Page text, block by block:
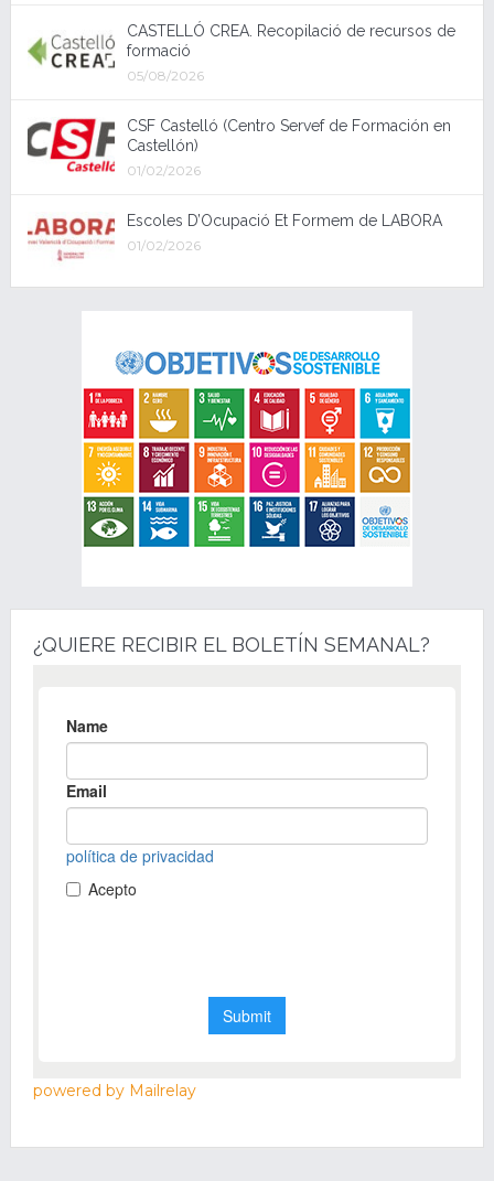
CASTELLÓ CREA. Recopilació de recursos de
formació
05/08/2026
CSF Castelló (Centro Servef de Formación en
Castellón)
01/02/2026
Escoles D’Ocupació Et Formem de LABORA
01/02/2026
¿QUIERE RECIBIR EL BOLETÍN SEMANAL?
powered by Mailrelay